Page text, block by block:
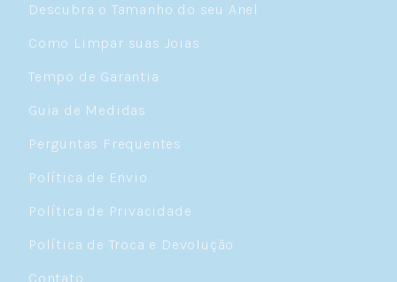
Descubra o Tamanho do seu Anel
Como Limpar suas Joias
Tempo de Garantia
Guia de Medidas
Perguntas Frequentes
Política de Envio
Política de Privacidade
Política de Troca e Devolução
Contato